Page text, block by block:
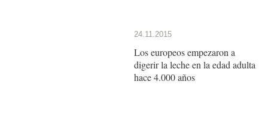
24.11.2015
Los europeos empezaron a
digerir la leche en la edad adulta
hace 4.000 años